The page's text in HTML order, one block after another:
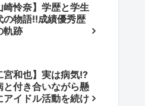
崎怜奈】学歴と学生
の物語!!成績優秀歴
軌跡
宮和也】実は病気!?
と付き合いながら懸
アイドル活動を続け